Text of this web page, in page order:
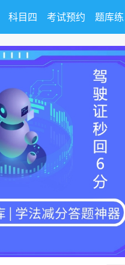
科目四 考试预约 题库